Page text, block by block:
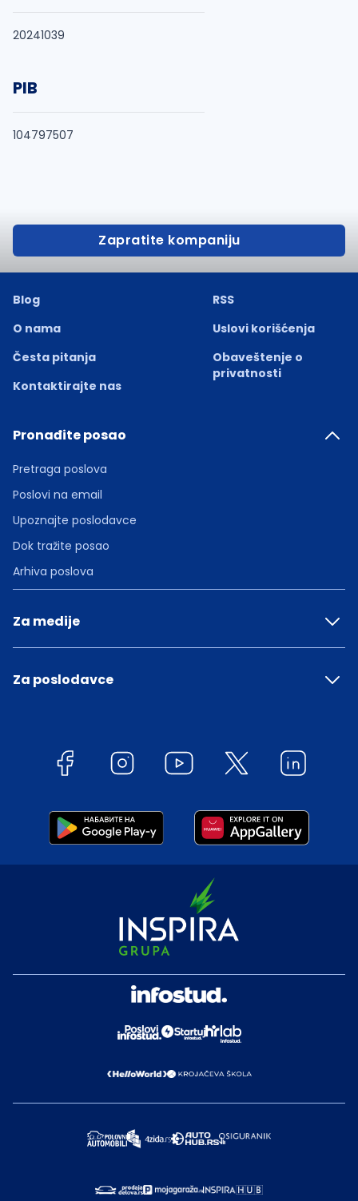
20241039
PIB
104797507
Zapratite kompaniju
Blog
O nama
Česta pitanja
Kontaktirajte nas
RSS
Uslovi korišćenja
Obaveštenje o
privatnosti
Pronađite posao
Pretraga poslova
Poslovi na email
Upoznajte poslodavce
Dok tražite posao
Arhiva poslova
Za medije
Za poslodavce